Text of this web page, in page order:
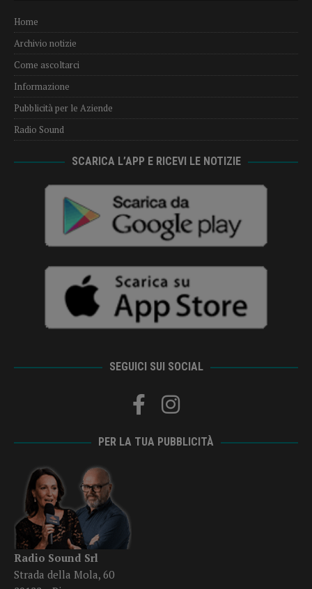
Home
Archivio notizie
Come ascoltarci
Informazione
Pubblicità per le Aziende
Radio Sound
SCARICA L’APP E RICEVI LE NOTIZIE
SEGUICI SUI SOCIAL
PER LA TUA PUBBLICITÀ
Radio Sound Srl
Strada della Mola, 60